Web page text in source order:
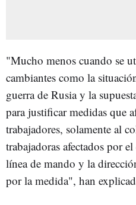
"Mucho menos cuando se
cambiantes como la
guerra de Rusia y la
para justificar medidas que
trabajadores, solamente al
trabajadoras afectados por
línea de mando y la
por la medida", han